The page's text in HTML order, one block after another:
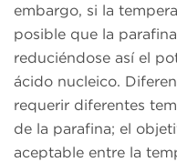
embargo, si la
posible que la
reduciéndose así el
ácido nucleico.
requerir diferentes
de la parafina; el
aceptable entre la